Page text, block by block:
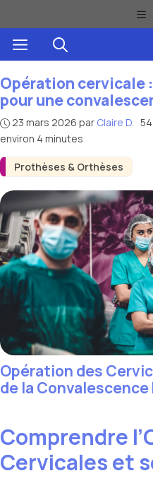
au
contenuMenu
Prothèses & Orthèses
Opération cervicale
pour une
23 mars 2026 par Claire D. ·
environ 4 minutes
Opération des
de la
Comprendre
Cervicales et